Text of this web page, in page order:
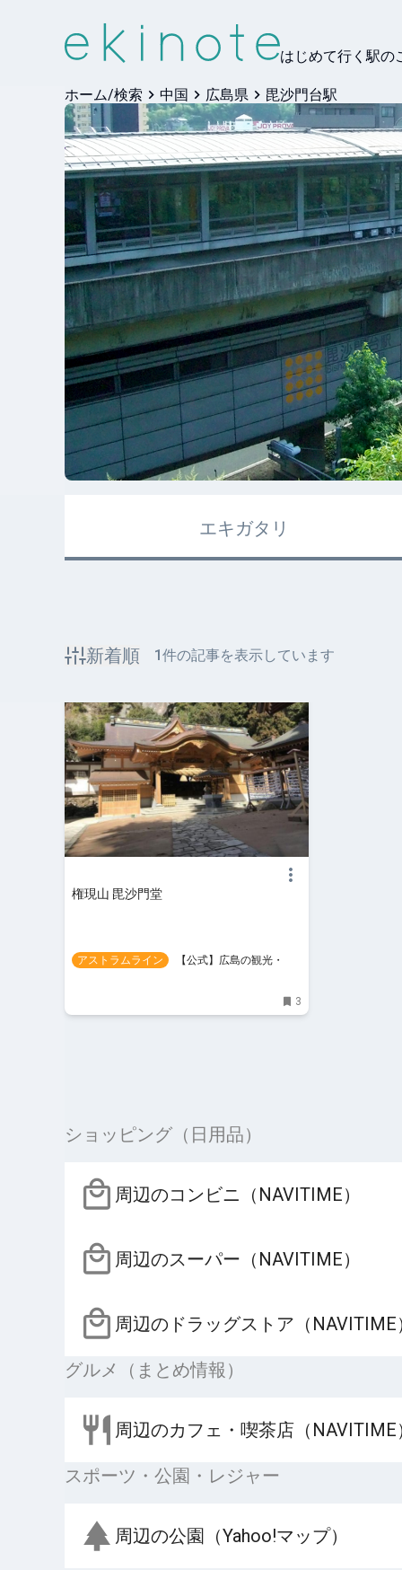
はじめて行く駅の
ホーム/検索 中国 広島県 毘沙門台駅
エキガタリ
新着順 1件の記事を表示しています
権現山 毘沙門堂
アストラムライン
【公式】広島の観光・旅
3
ショッピング（日用品）
周辺のコンビニ（NAVITIME）
周辺のスーパー（NAVITIME）
周辺のドラッグストア（NAVITIME
グルメ（まとめ情報）
周辺のカフェ・喫茶店（NAVITIME
スポーツ・公園・レジャー
周辺の公園（Yahoo!マップ）